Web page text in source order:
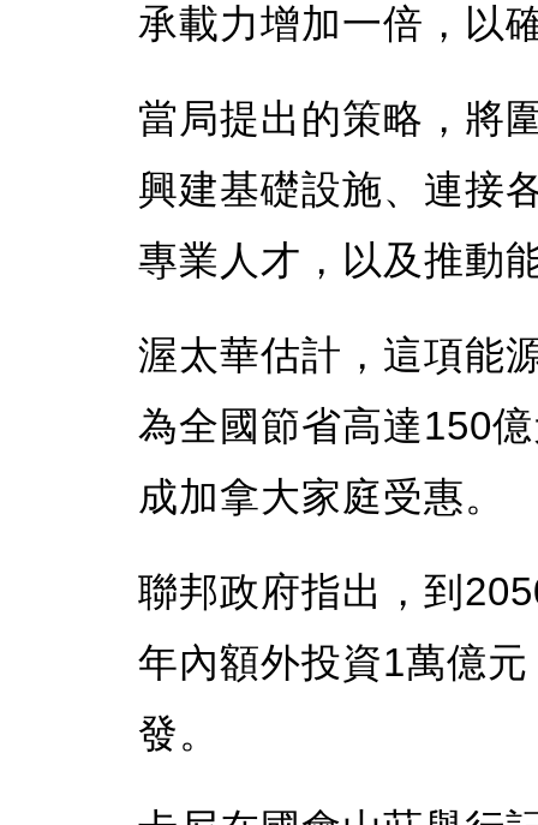
承載力增加一倍，以
當局提出的策略，將
興建基礎設施、連接
專業人才，以及推動
渥太華估計，這項能
為全國節省高達150
成加拿大家庭受惠。
聯邦政府指出，到
年內額外投資1萬億
發。